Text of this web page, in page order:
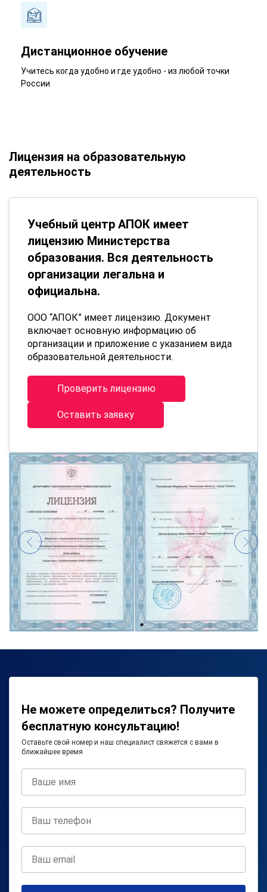
Дистанционное обучение
Учитесь когда удобно и где удобно - из любой точки
России
Лицензия на образовательную
деятельность
Учебный центр АПОК имеет
лицензию Министерства
образования. Вся деятельность
организации легальна и
официальна.
ООО “АПОК” имеет лицензию. Документ
включает основную информацию об
организации и приложение с указанием вида
образовательной деятельности.
Проверить лицензию
Оставить заявку
Не можете определиться? Получите
бесплатную консультацию!
Оставьте свой номер и наш специалист свяжется с вами в
ближайшее время